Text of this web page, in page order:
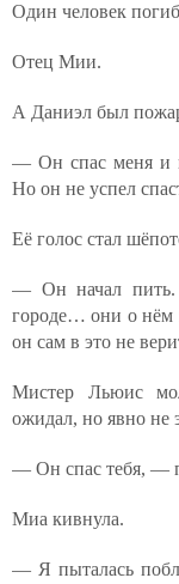
Один человек
Отец Мии.
А Даниэл был
— Он спас меня и
Но он не успел
Её голос стал
— Он начал пить.
городе… они о нём
он сам в это не
Мистер Льюис
ожидал, но явно не
— Он спас тебя, —
Миа кивнула.
— Я пыталась